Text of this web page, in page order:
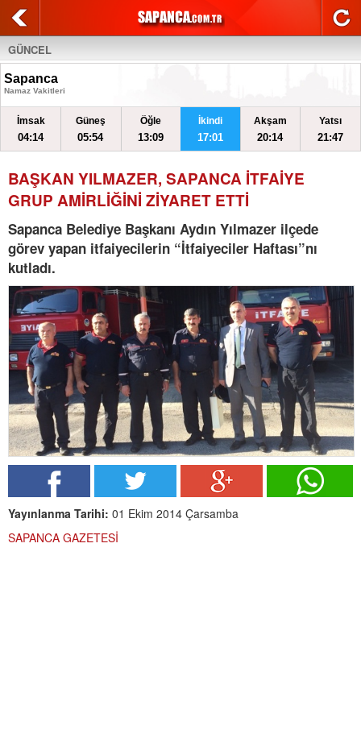
GÜNCEL
Sapanca
Namaz Vakitleri
İmsak
04:14
Güneş
05:54
Öğle
13:09
İkindi
17:01
Akşam
20:14
Yatsı
21:47
BAŞKAN YILMAZER, SAPANCA İTFAİYE
GRUP AMİRLİĞİNİ ZİYARET ETTİ
Sapanca Belediye Başkanı Aydın Yılmazer ilçede
görev yapan itfaiyecilerin “İtfaiyeciler Haftası”nı
kutladı.
Yayınlanma Tarihi: 01 Ekim 2014 Çarsamba
SAPANCA GAZETESİ